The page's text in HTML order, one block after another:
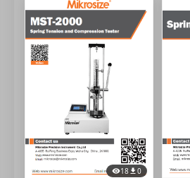
18 0